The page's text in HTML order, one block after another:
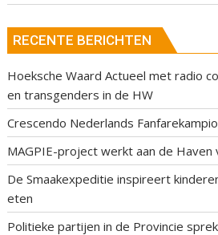
RECENTE BERICHTEN
Hoeksche Waard Actueel met radio
en transgenders in de HW
Crescendo Nederlands
MAGPIE-project werkt aan de
De Smaakexpeditie inspireert
eten
Politieke partijen in de Provincie